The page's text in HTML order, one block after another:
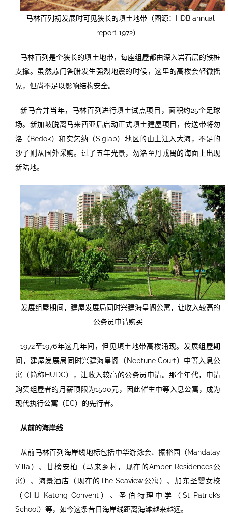
马林百列初发展时可见狭长的填土地带（图源：HDB annual
report 1972）
马林百列是个狭长的填土地带，每座组屋都由深入岩石层的铁桩
支撑。虽然苏门答腊发生强烈地震的时候，这里的高楼会轻微摇
晃，但尚不足以影响结构安全。
新马合并当年，马林百列进行填土试点项目，面积约25个足球
场。新加坡脱离马来西亚后启动正式填土建屋项目，传送带将勿
洛（Bedok）和实乞纳（Siglap）地区的山土注入大海，不足的
沙子则从国外采购。过了五年光景，勿洛至丹戎禺的海面上出现
新陆地。
发展组屋期间，建屋发展局同时兴建海皇阁公寓，让收入较高的
公务员申请购买
1972至1976年这几年间，但见填土地带高楼涌现。发展组屋期
间，建屋发展局同时兴建海皇阁（Neptune Court）中等入息公
寓（简称HUDC），让收入较高的公务员申请。那个年代，申请
购买组屋者的月薪顶限为1500元，因此催生中等入息公寓，成为
现代执行公寓（EC）的先行者。
从前的海岸线
从前马林百列海岸线地标包括中华游泳会、振裕园（Mandalay
Villa）、甘榜安柏（马来乡村，现在的Amber Residences公
寓）、海景酒店（现在的The Seaview公寓）、加东圣婴女校
（CHIJ Katong Convent）、圣伯特理中学（St Patrick’s
School）等，如今这条昔日海岸线距离海滩越来越远。